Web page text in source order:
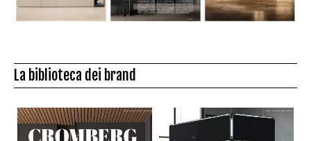
La biblioteca dei brand